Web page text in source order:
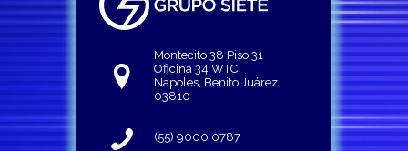
Montecito 38 Piso 31
Oficina 34 WTC
Napoles, Benito Juárez
03810
(55) 9000 0787